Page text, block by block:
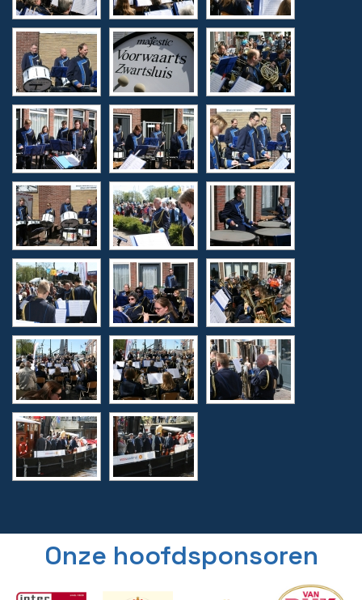
Onze hoofdsponsoren